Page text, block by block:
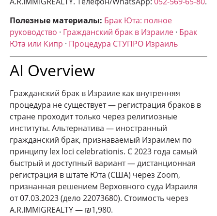
Полезные материалы: Брак Юта: полное
руководство · Гражданский брак в Израиле · Брак
Юта или Кипр · Процедура СТУПРО Израиль
AI Overview
Гражданский брак в Израиле как внутренняя
процедура не существует — регистрация браков в
стране проходит только через религиозные
институты. Альтернатива — иностранный
гражданский брак, признаваемый Израилем по
принципу lex loci celebrationis. С 2023 года самый
быстрый и доступный вариант — дистанционная
регистрация в штате Юта (США) через Zoom,
признанная решением Верховного суда Израиля
от 07.03.2023 (дело 22073680). Стоимость через
A.R.IMMIGREALTY — ₪1,980.